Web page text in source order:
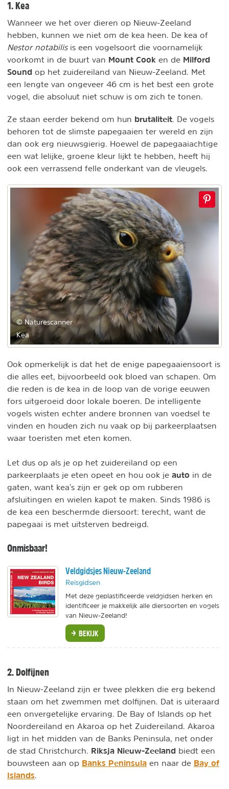
1. Kea
Wanneer we het over dieren op Nieuw-Zeeland
hebben, kunnen we niet om de kea heen. De kea of
Nestor notabilisis een vogelsoort die voornamelijk
voorkomt in de buurt van Mount Cook en de Milford
Sound op het zuidereiland van Nieuw-Zeeland. Met
een lengte van ongeveer 46 cm is het best een grote
vogel, die absoluut niet schuw is om zich te tonen.
Ze staan eerder bekend om hun brutaliteit. De vogels
behoren tot de slimste papegaaien ter wereld en zijn
dan ook erg nieuwsgierig. Hoewel de papegaaiachtige
een wat lelijke, groene kleur lijkt te hebben, heeft hij
ook een verrassend felle onderkant van de vleugels.
© Naturescanner
Kea
Ook opmerkelijk is dat het de enige papegaaiensoort is
die alles eet, bijvoorbeeld ook bloed van schapen. Om
die reden is de kea in de loop van de vorige eeuwen
fors uitgeroeid door lokale boeren. De intelligente
vogels wisten echter andere bronnen van voedsel te
vinden en houden zich nu vaak op bij parkeerplaatsen
waar toeristen met eten komen.
Let dus op als je op het zuidereiland op een
parkeerplaats je eten opeet en hou ook je auto in de
gaten, want kea's zijn er gek op om rubberen
afsluitingen en wielen kapot te maken. Sinds 1986 is
de kea een beschermde diersoort: terecht, want de
papegaai is met uitsterven bedreigd.
Onmisbaar!
Veldgidsjes Nieuw-Zeeland
Reisgidsen
Met deze geplastificeerde veldgidsen herken en
identificeer je makkelijk alle diersoorten en vogels
van Nieuw-Zeeland!
BEKIJK
2. Dolfijnen
In Nieuw-Zeeland zijn er twee plekken die erg bekend
staan om het zwemmen met dolfijnen. Dat is uiteraard
een onvergetelijke ervaring. De Bay of Islands op het
Noordereiland en Akaroa op het Zuidereiland. Akaroa
ligt in het midden van de Banks Peninsula, net onder
de stad Christchurch. Riksja Nieuw-Zeeland biedt een
bouwsteen aan op Banks Peninsula en naar de Bay of
Islands